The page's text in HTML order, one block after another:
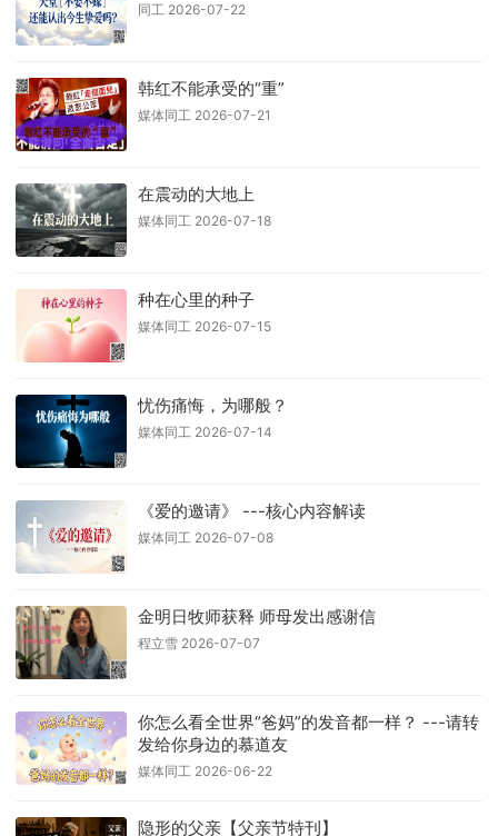
同工 2026-07-22
韩红不能承受的“重”
媒体同工 2026-07-21
在震动的大地上
媒体同工 2026-07-18
种在心里的种子
媒体同工 2026-07-15
忧伤痛悔，为哪般？
媒体同工 2026-07-14
《爱的邀请》 ---核心内容解读
媒体同工 2026-07-08
金明日牧师获释 师母发出感谢信
程立雪 2026-07-07
你怎么看全世界“爸妈”的发音都一样？ ---请转
发给你身边的慕道友
媒体同工 2026-06-22
隐形的父亲【父亲节特刊】